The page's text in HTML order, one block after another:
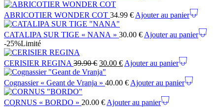
ABRICOTIER WONDER COT 34.99 € Ajouter au panier
CATALIPA SUR TIGE « NANA » 30.00 € Ajouter au panier
-25%Limité
CERISIER REGINA 39.90€ 30.00 € Ajouter au panier
Cognassier « Geant de Vranja » 40.00 € Ajouter au panier
CORNUS « BORDO » 20.00 € Ajouter au panier